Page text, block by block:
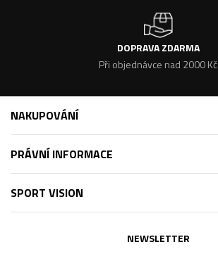
DOPRAVA ZDARMA
Při objednávce nad 2000 Kč
NAKUPOVÁNÍ
PRÁVNÍ INFORMACE
SPORT VISION
NEWSLETTER